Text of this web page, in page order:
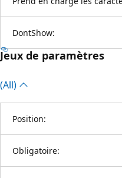
DontShow:
Jeux de paramètres
(All)
Position:
Obligatoire: